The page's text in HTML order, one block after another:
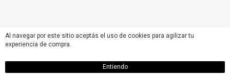
Al navegar por este sitio aceptás el uso de cookies para agilizar tu
experiencia de compra.
Entiendo